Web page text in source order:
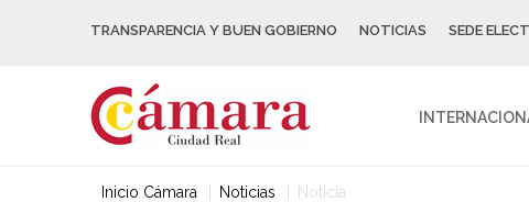
TRANSPARENCIA Y BUEN GOBIERNO NOTICIAS SEDE
Inicio Cámara Noticias Noticia